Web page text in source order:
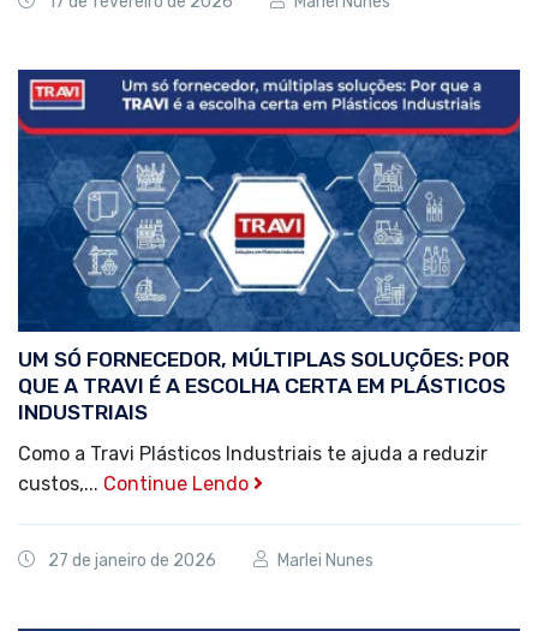
UM SÓ FORNECEDOR, MÚLTIPLAS SOLUÇÕES: POR
QUE A TRAVI É A ESCOLHA CERTA EM PLÁSTICOS
INDUSTRIAIS
Como a Travi Plásticos Industriais te ajuda a reduzir
custos,... Continue Lendo
27 de janeiro de 2026 Marlei Nunes